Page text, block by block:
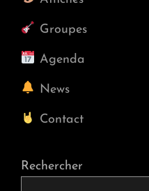
Groupes
Agenda
News
Contact
Rechercher